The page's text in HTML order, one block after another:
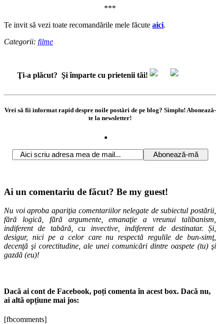
***
Te invit să vezi toate recomandările mele făcute aici.
Categorii: filme
Ţi-a plăcut? Şi împarte cu prietenii tăi!
Vrei să fii informat rapid despre noile postări de pe blog? Simplu! Abonează-
te la newsletter!
Ai un comentariu de făcut? Be my guest!
Nu voi aproba apariţia comentariilor nelegate de subiectul postării,
fără logică, fără argumente, emanaţie a vreunui talibanism,
indiferent de tabără, cu invective, indiferent de destinatar. Și,
desigur, nici pe a celor care nu respectă regulile de bun-simţ,
decenţă şi corectitudine, ale unei comunicări dintre oaspete (tu) şi
gazdă (eu)!
Dacă ai cont de Facebook, poți comenta în acest box. Dacă nu,
ai altă opțiune mai jos:
[fbcomments]